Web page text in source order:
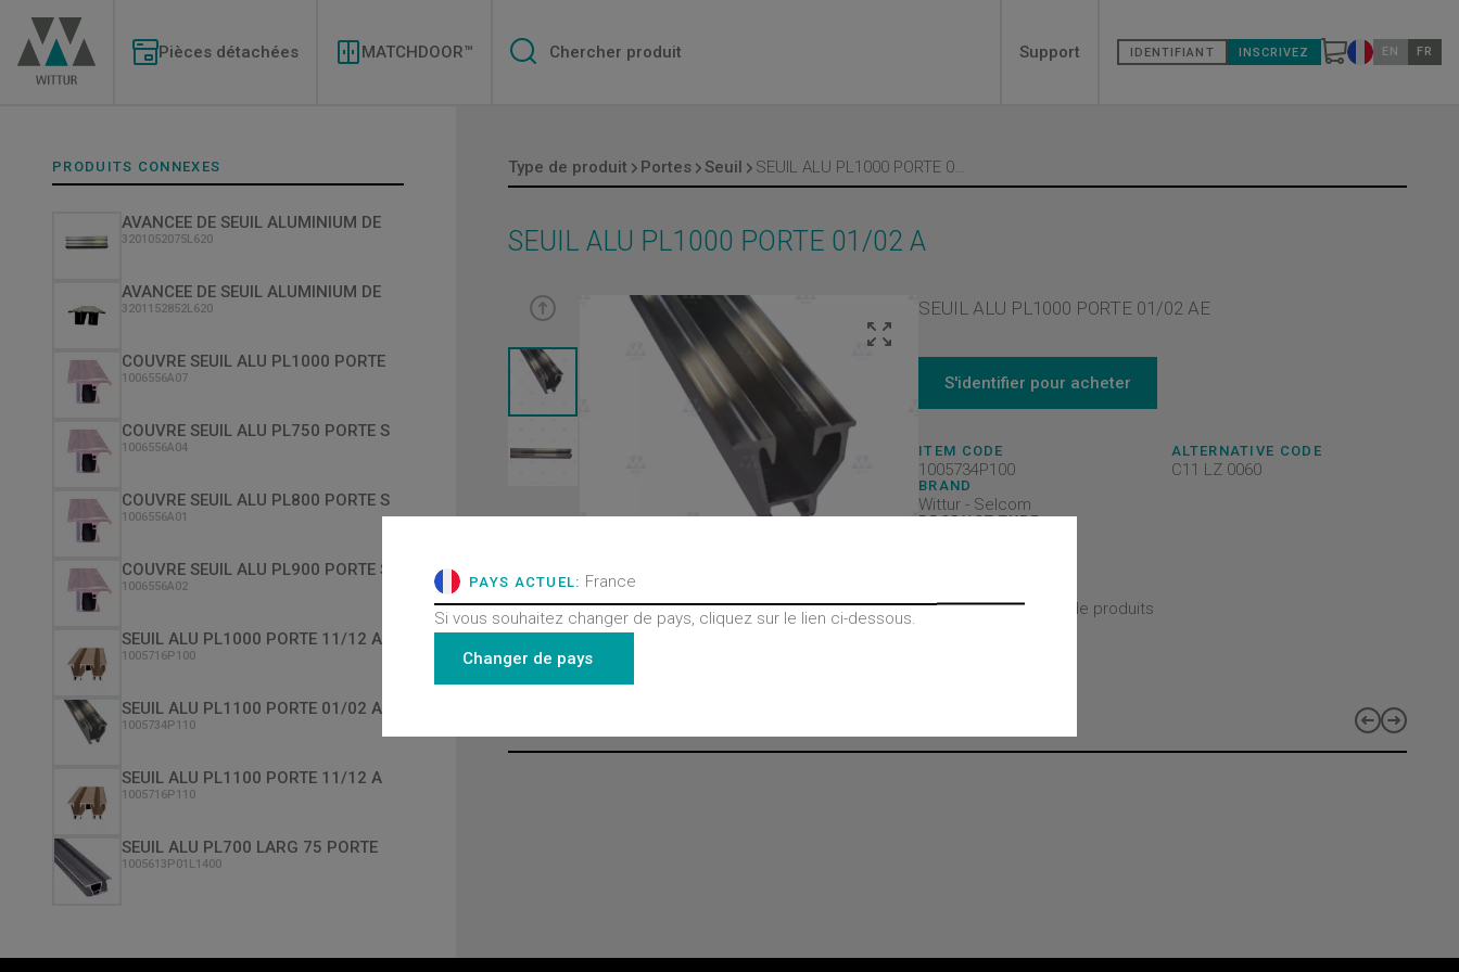
contenu
principal
Pièces détachées
MATCHDOOR™
Secondary
Support IDENTIFIANT INSCRIVEZ Changer de
EN FR
Type de produit Portes Seuil SEUIL ALU PL1000 PORTE 01/02 A
SEUIL ALU PL1000 PORTE 01/02 A
SEUIL ALU PL1000 PORTE 01/02 AE
S'identifier pour acheter
ITEM CODE
1005734P100
BRAND
Wittur - Selcom
PRODUCT TYPE
Toutes les gammes de produits
ALTERNATIVE CODE
C11 LZ 0060
PRODUITS CONNEXES
AVANCEE DE SEUIL ALUMINIUM DE
3201052075L620
AVANCEE DE SEUIL ALUMINIUM DE
3201152852L620
COUVRE SEUIL ALU PL1000 PORTE
1006556A07
COUVRE SEUIL ALU PL750 PORTE S
1006556A04
COUVRE SEUIL ALU PL800 PORTE S
1006556A01
COUVRE SEUIL ALU PL900 PORTE S
1006556A02
SEUIL ALU PL1000 PORTE 11/12 A
1005716P100
SEUIL ALU PL1100 PORTE 01/02 A
1005734P110
SEUIL ALU PL1100 PORTE 11/12 A
1005716P110
SEUIL ALU PL700 LARG 75 PORTE
1005613P01L1400
PAYS ACTUEL: France
Si vous souhaitez changer de pays, cliquez sur le lien ci-dessous.
Changer de pays